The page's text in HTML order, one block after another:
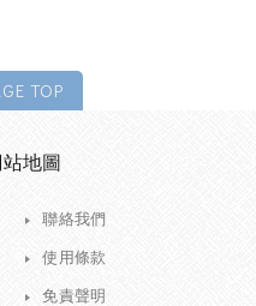
TOP
地圖
聯絡我們
使用條款
免責聲明